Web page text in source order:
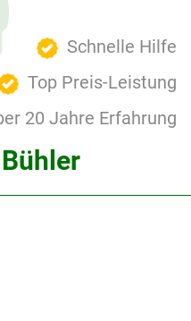
Schnelle Hilfe
Top Preis-Leistung
20 Jahre Erfahrung
Bühler